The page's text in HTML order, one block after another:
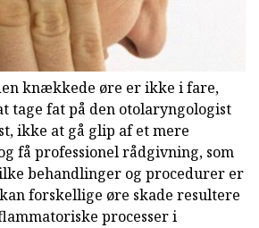
knækkede øre er ikke i fare,
tage fat på den otolaryngologist
ikke at gå glip af et mere
få professionel rådgivning, som
behandlinger og procedurer er
forskellige øre skade resultere
processer i